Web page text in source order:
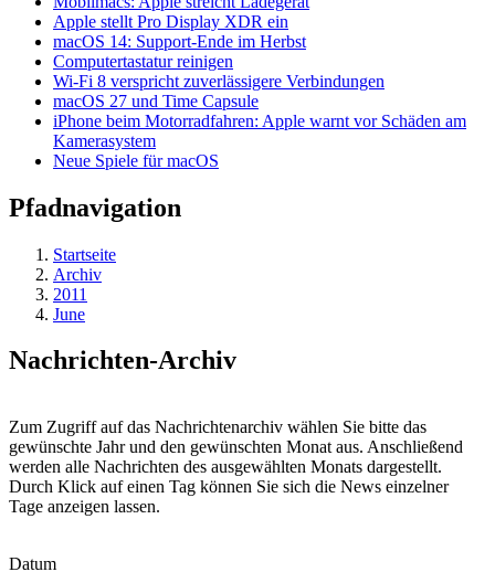
Apple stellt Pro Display XDR ein
macOS 14: Support-Ende im Herbst
Computertastatur reinigen
Wi-Fi 8 verspricht zuverlässigere Verbindungen
macOS 27 und Time Capsule
iPhone beim Motorradfahren: Apple warnt vor Schäden am
Kamerasystem
Neue Spiele für macOS
Pfadnavigation
Startseite
Archiv
2011
June
Nachrichten-Archiv
Zum Zugriff auf das Nachrichtenarchiv wählen Sie bitte das
gewünschte Jahr und den gewünschten Monat aus. Anschließend
werden alle Nachrichten des ausgewählten Monats dargestellt.
Durch Klick auf einen Tag können Sie sich die News einzelner
Tage anzeigen lassen.
Datum